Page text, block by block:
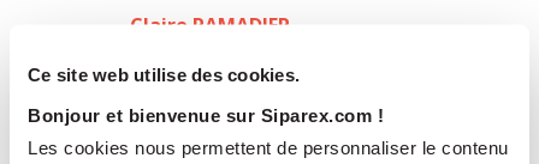
Ce site web utilise des cookies.
Bonjour et bienvenue sur Siparex.com !
Les cookies nous permettent de personnaliser le contenu
Claire RAMADIER
Entrepreneurs (Paris)